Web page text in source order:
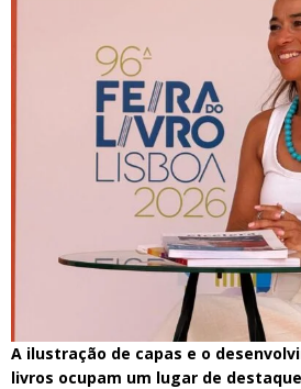
A ilustração de capas e o
livros ocupam um lugar de